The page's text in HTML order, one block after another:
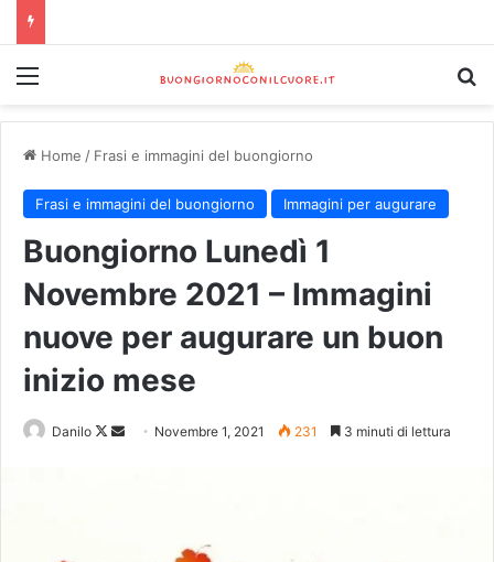
Home / Frasi e immagini del buongiorno
Frasi e immagini del buongiorno Immagini per augurare
Buongiorno Lunedì 1
Novembre 2021 – Immagini
nuove per augurare un buon
inizio mese
Danilo Novembre 1, 2021 231 3 minuti di lettura